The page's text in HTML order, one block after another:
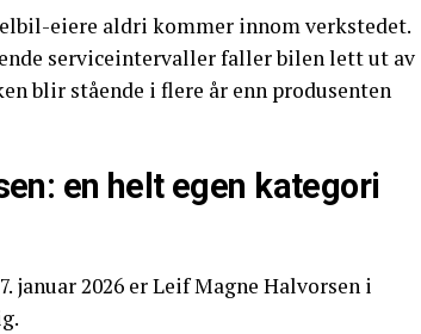
eiere aldri kommer innom verkstedet.
serviceintervaller faller bilen lett ut av
blir stående i flere år enn produsenten
en helt egen kategori
januar 2026 er Leif Magne Halvorsen i